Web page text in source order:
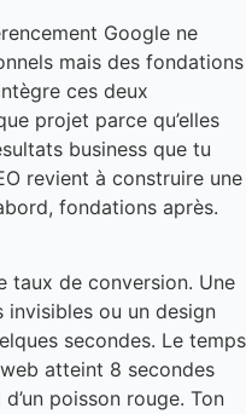
Google ne
mais des fondations
ces deux
projet parce qu’elles
business que tu
revient à construire une
fondations après.
taux de conversion. Une
ou un design
secondes. Le temps
atteint 8 secondes
poisson rouge. Ton